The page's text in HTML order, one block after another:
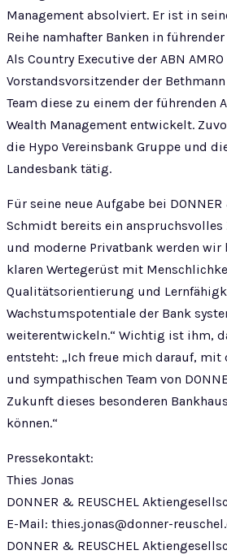
Management absolviert. Er ist in
Reihe namhafter Banken in
Als Country Executive der ABN
Vorstandsvorsitzender der
Team diese zu einem der führenden
Wealth Management entwickelt.
die Hypo Vereinsbank Gruppe und
Landesbank tätig.
Für seine neue Aufgabe bei DONNER
Schmidt bereits ein anspruchsvolles
und moderne Privatbank werden wir
klaren Wertegerüst mit
Qualitätsorientierung und
Wachstumspotentiale der Bank
weiterentwickeln.“ Wichtig ist ihm,
entsteht: „Ich freue mich darauf,
und sympathischen Team von
Zukunft dieses besonderen
können.“
Pressekontakt:
Thies Jonas
DONNER & REUSCHEL
E-Mail: thies.jonas@donner-
DONNER & REUSCHEL